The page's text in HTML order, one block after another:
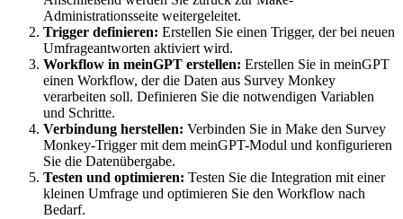
Administrationsseite weitergeleitet.
Trigger definieren: Erstellen Sie einen Trigger, der bei neuen
Umfrageantworten aktiviert wird.
Workflow in meinGPT erstellen: Erstellen Sie in meinGPT
einen Workflow, der die Daten aus Survey Monkey
verarbeiten soll. Definieren Sie die notwendigen Variablen
und Schritte.
Verbindung herstellen: Verbinden Sie in Make den Survey
Monkey-Trigger mit dem meinGPT-Modul und konfigurieren
Sie die Datenübergabe.
Testen und optimieren: Testen Sie die Integration mit einer
kleinen Umfrage und optimieren Sie den Workflow nach
Bedarf.